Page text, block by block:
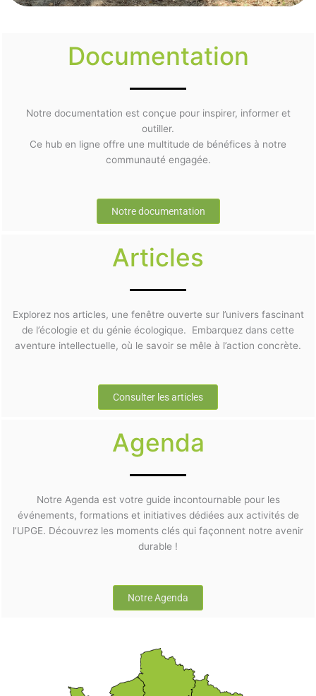
Documentation
Notre documentation est conçue pour inspirer, informer et
outiller.
Ce hub en ligne offre une multitude de bénéfices à notre
communauté engagée.
Notre documentation
Articles
Explorez nos articles, une fenêtre ouverte sur l’univers fascinant
de l’écologie et du génie écologique. Embarquez dans cette
aventure intellectuelle, où le savoir se mêle à l’action concrète.
Consulter les articles
Agenda
Notre Agenda est votre guide incontournable pour les
événements, formations et initiatives dédiées aux activités de
l’UPGE. Découvrez les moments clés qui façonnent notre avenir
durable !
Notre Agenda